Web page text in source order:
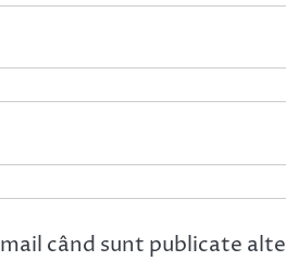
când sunt publicate